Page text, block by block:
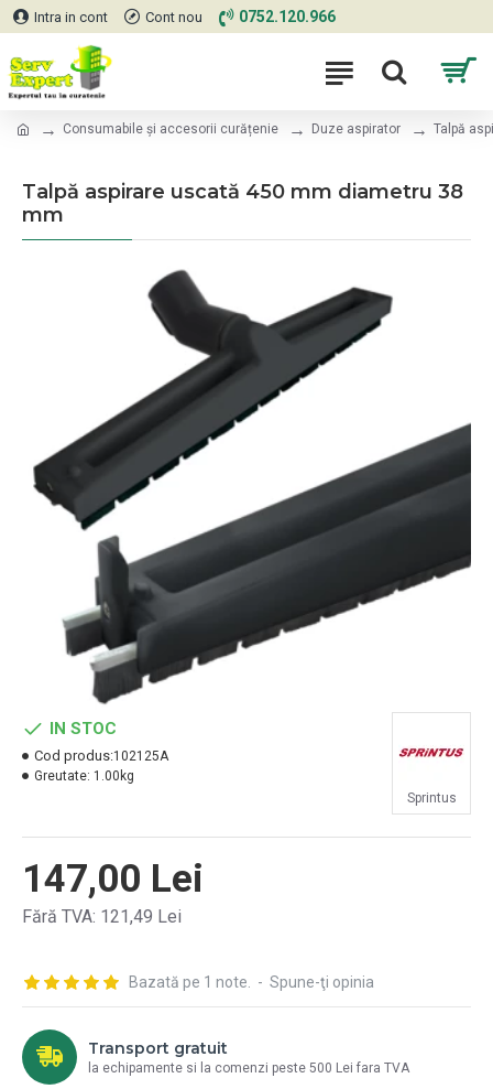
Intra in cont Cont nou 0752.120.966
Consumabile și accesorii curățenie Duze aspirator Talpă
Talpă aspirare uscată 450 mm diametru 38
mm
Bazată pe 1 note. - Spune-ţi opinia
147,00 Lei
Fără TVA: 121,49 Lei
IN STOC
Cod produs:102125A
Greutate: 1.00kg
Sprintus
Transport gratuit
la echipamente si la comenzi peste 500 Lei fara TVA